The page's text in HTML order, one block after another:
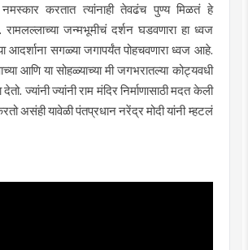
नमस्कार करतात त्यांनाही तेवढंच पुण्य मिळतं हे
जन्मभूमीचं दर्शन घडवणारा हा ध्वज
आदर्शाना सगळ्या जगापर्यंत पोहचवणारा ध्वज आहे.
आणि या सोहळ्याच्या मी जगभरातल्या कोट्यवधी
ज्यांनी ज्यांनी राम मंदिर निर्माणासाठी मदत केली
असंही यावेळी पंतप्रधान नरेंद्र मोदी यांनी म्हटलं